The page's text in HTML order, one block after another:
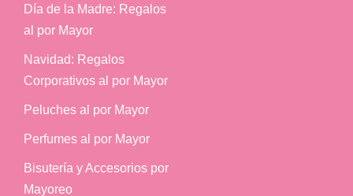
Día de la Madre: Regalos
al por Mayor
Navidad: Regalos
Corporativos al por Mayor
Peluches al por Mayor
Perfumes al por Mayor
Bisutería y Accesorios por
Mayoreo